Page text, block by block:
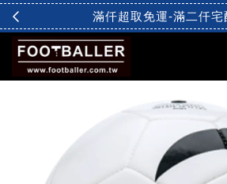
滿仟超取免運-滿二仟宅